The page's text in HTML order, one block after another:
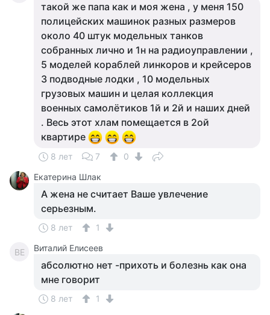
такой же папа как и моя жена , у меня 150
полицейских машинок разных размеров
около 40 штук модельных танков
собранных лично и 1н на радиоуправлении ,
5 моделей кораблей линкоров и крейсеров
3 подводные лодки , 10 модельных
грузовых машин и целая коллекция
военных самолётиков 1й и 2й и наших дней
. Весь этот хлам помещается в 2ой
квартире
8 лет 7
0
Екатерина Шлак
А жена не считает Ваше увлечение
серьезным.
8 лет 1
ВЕ Виталий Елисеев
абсолютно нет -прихоть и болезнь как она
мне говорит
8 лет
1